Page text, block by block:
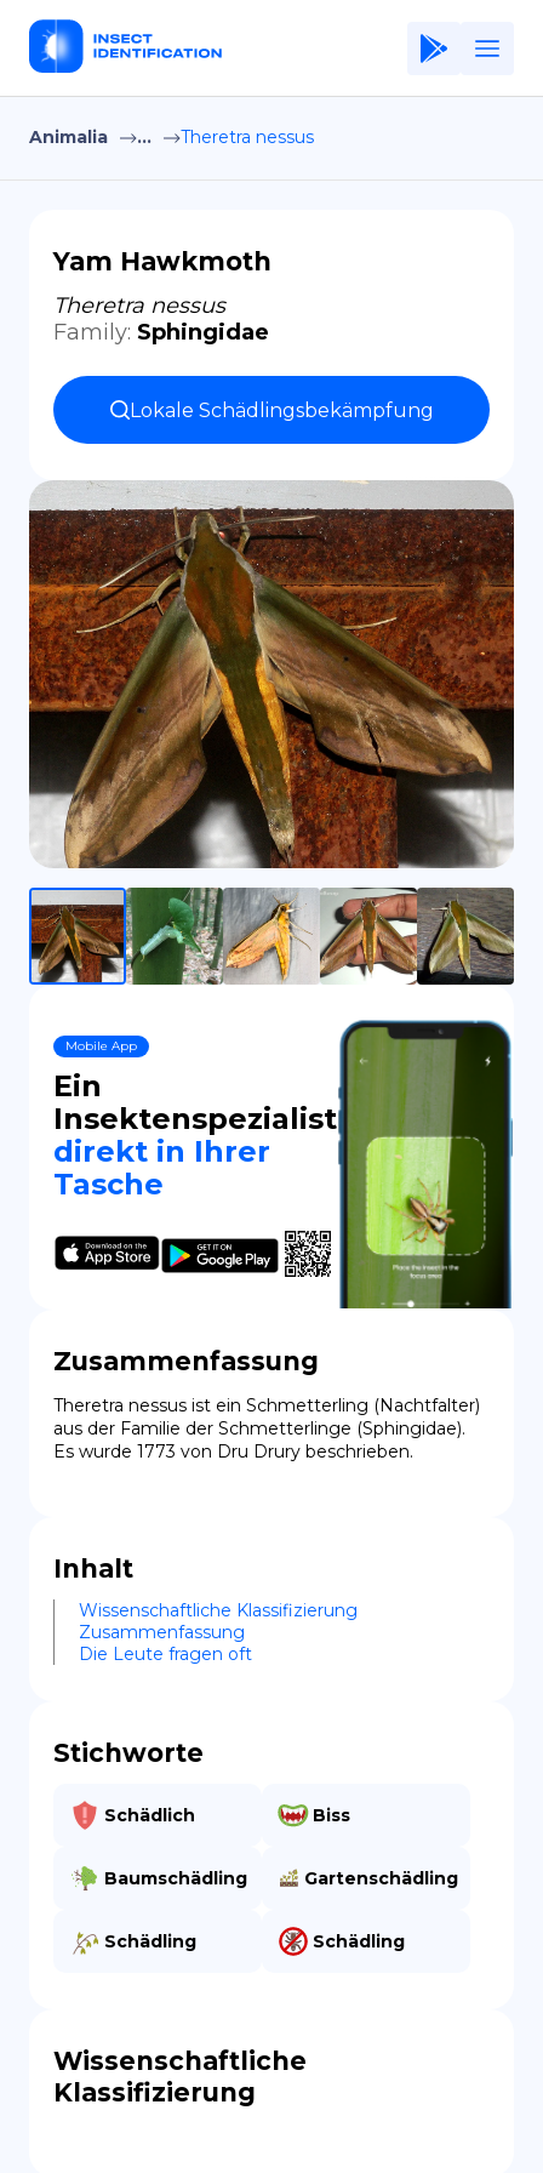
Home
Terms of Use
Privacy Policy
EN
FR
ES
Animalia ... Theretra nessus
Yam Hawkmoth
Theretra nessus
Family: Sphingidae
Lokale Schädlingsbekämpfung
Mobile App
Ein
Insektenspezialist
direkt in Ihrer
Tasche
Zusammenfassung
Theretra nessus ist ein Schmetterling (Nachtfalter)
aus der Familie der Schmetterlinge (Sphingidae).
Es wurde 1773 von Dru Drury beschrieben.
Inhalt
Wissenschaftliche Klassifizierung
Zusammenfassung
Die Leute fragen oft
Stichworte
Schädlich Biss
Baumschädling Gartenschädling
Schädling Schädling
Wissenschaftliche
Klassifizierung